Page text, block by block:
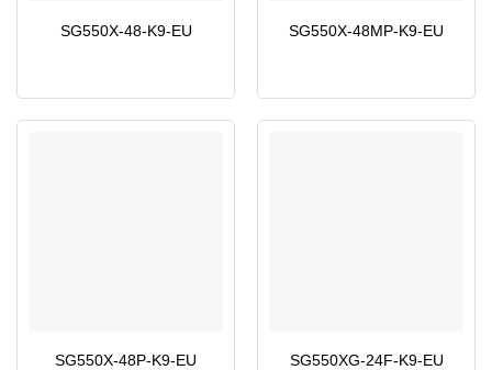
SG550X-48-K9-EU SG550X-48MP-K9-EU
SG550X-48P-K9-EU SG550XG-24F-K9-EU